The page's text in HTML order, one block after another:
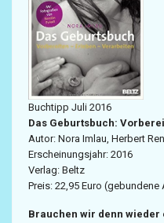
Buchtipp Juli 2016
Das Geburtsbuch:
Autor: Nora Imlau, Herbert
Erscheinungsjahr: 2016
Verlag: Beltz
Preis: 22,95 Euro (gebundene
Brauchen wir denn wieder